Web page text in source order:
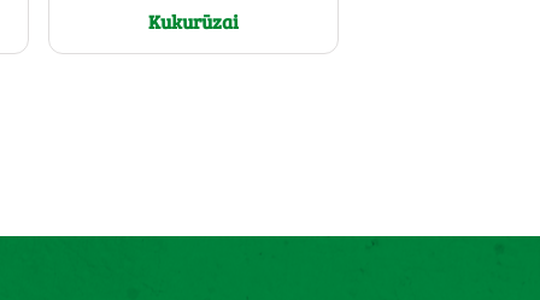
Kukurūzai